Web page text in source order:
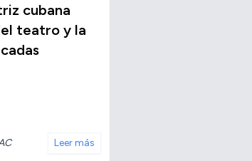
cubana
teatro y la
Leer más